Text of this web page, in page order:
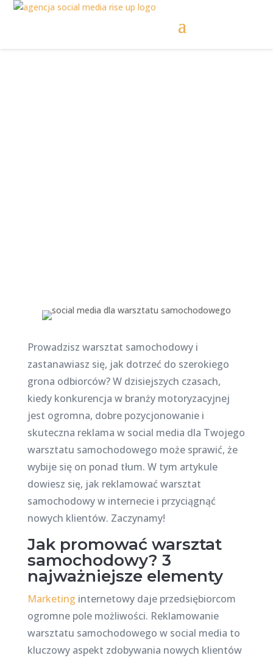
Prowadzisz warsztat samochodowy i
zastanawiasz się, jak dotrzeć do szerokiego
grona odbiorców? W dzisiejszych czasach,
kiedy konkurencja w branży motoryzacyjnej
jest ogromna, dobre pozycjonowanie i
skuteczna reklama w social media dla Twojego
warsztatu samochodowego może sprawić, że
wybije się on ponad tłum. W tym artykule
dowiesz się, jak reklamować warsztat
samochodowy w internecie i przyciągnąć
nowych klientów. Zaczynamy!
Jak promować warsztat
samochodowy? 3
najważniejsze elementy
Marketing internetowy daje przedsiębiorcom
ogromne pole możliwości. Reklamowanie
warsztatu samochodowego w social media to
kluczowy aspekt zdobywania nowych klientów